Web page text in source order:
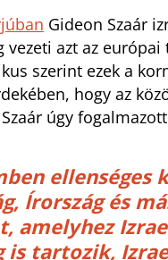
Gideon Szaár
vezeti azt az
szerint ezek a
hogy az
úgy
ellenséges
Írország és
amelyhez
is tartozik,